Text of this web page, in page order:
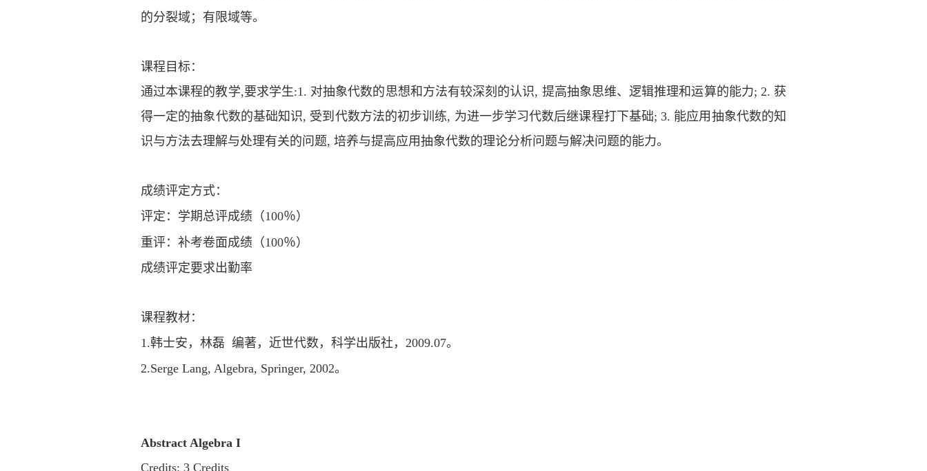
的分裂域；有限域等。
课程目标：
通过本课程的教学,要求学生:1. 对抽象代数的思想和方法有较深刻的认识, 提高抽象思维、逻辑推理和运算的能力; 2. 获
得一定的抽象代数的基础知识, 受到代数方法的初步训练, 为进一步学习代数后继课程打下基础; 3. 能应用抽象代数的知
识与方法去理解与处理有关的问题, 培养与提高应用抽象代数的理论分析问题与解决问题的能力。
成绩评定方式：
评定：学期总评成绩（100％）
重评：补考卷面成绩（100％）
成绩评定要求出勤率
课程教材：
1.韩士安，林磊 编著，近世代数，科学出版社， 2009.07。
2.Serge Lang, Algebra, Springer, 2002。
Abstract Algebra I
Credits: 3 Credits